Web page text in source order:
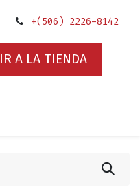
+(506) 2226-8142
IR A LA TIENDA